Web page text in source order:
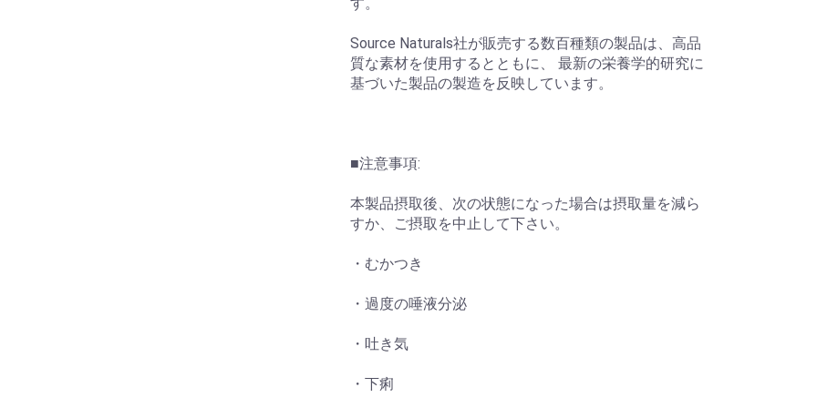
す。
Source Naturals社が販売する数百種類の製品は、高品
質な素材を使用するとともに、 最新の栄養学的研究に
基づいた製品の製造を反映しています。
■注意事項:
本製品摂取後、次の状態になった場合は摂取量を減ら
すか、ご摂取を中止して下さい。
・むかつき
・過度の唾液分泌
・吐き気
・下痢